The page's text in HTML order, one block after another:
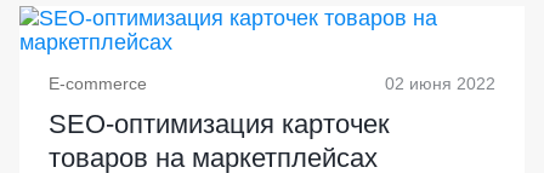
E-commerce 02 июня 2022
SEO-оптимизация карточек
товаров на маркетплейсах